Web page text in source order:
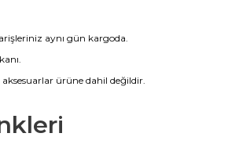
aynı gün kargoda.
ürüne dahil değildir.